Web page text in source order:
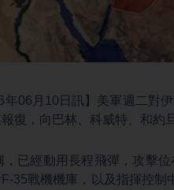
06月10日訊】美軍週二對
復，向巴林、科威特、和約
，已經動用長程飛彈，攻擊
35戰機機庫，以及指揮控